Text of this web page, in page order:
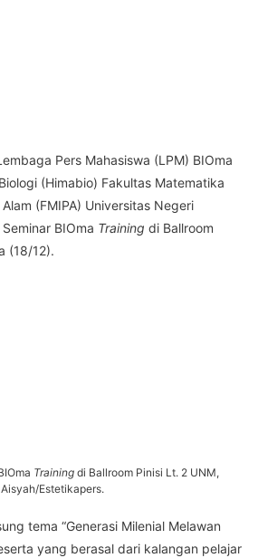
Pers Mahasiswa (LPM) BIOma
(Himabio) Fakultas Matematika
(FMIPA) Universitas Negeri
BIOma Training di Ballroom
(18/12).
Training di Ballroom Pinisi Lt. 2 UNM,
Estetikapers.
tema “Generasi Milenial Melawan
yang berasal dari kalangan pelajar